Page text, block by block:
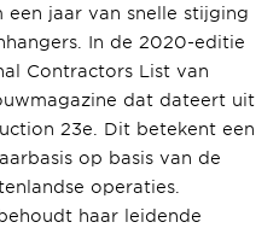
​​jaar van snelle stijging
In de 2020-editie
Contractors List van
dat dateert uit
23e. Dit betekent een
op basis van de
operaties.
haar leidende